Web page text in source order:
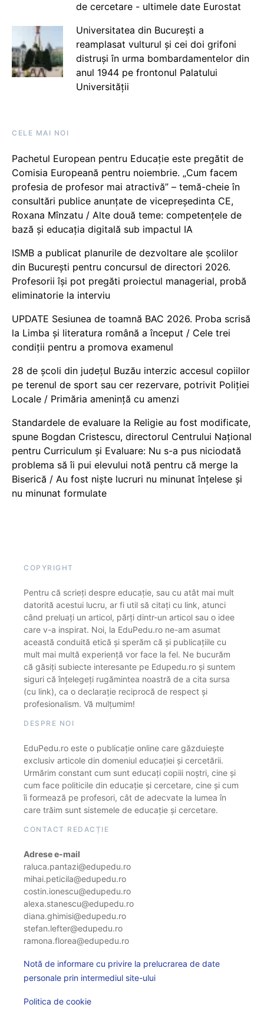
de cercetare - ultimele date Eurostat
Universitatea din București a
reamplasat vulturul și cei doi grifoni
distruși în urma bombardamentelor din
anul 1944 pe frontonul Palatului
Universității
CELE MAI NOI
Pachetul European pentru Educație este pregătit de
Comisia Europeană pentru noiembrie. „Cum facem
profesia de profesor mai atractivă” – temă-cheie în
consultări publice anunțate de vicepreședinta CE,
Roxana Mînzatu / Alte două teme: competențele de
bază și educația digitală sub impactul IA
ISMB a publicat planurile de dezvoltare ale școlilor
din București pentru concursul de directori 2026.
Profesorii își pot pregăti proiectul managerial, probă
eliminatorie la interviu
UPDATE Sesiunea de toamnă BAC 2026. Proba scrisă
la Limba și literatura română a început / Cele trei
condiții pentru a promova examenul
28 de școli din județul Buzău interzic accesul copiilor
pe terenul de sport sau cer rezervare, potrivit Poliției
Locale / Primăria amenință cu amenzi
Standardele de evaluare la Religie au fost modificate,
spune Bogdan Cristescu, directorul Centrului Național
pentru Curriculum și Evaluare: Nu s-a pus niciodată
problema să îi pui elevului notă pentru că merge la
Biserică / Au fost niște lucruri nu minunat înțelese și
nu minunat formulate
COPYRIGHT
Pentru că scrieți despre educație, sau cu atât mai mult
datorită acestui lucru, ar fi util să citați cu link, atunci
când preluați un articol, părți dintr-un articol sau o idee
care v-a inspirat. Noi, la EduPedu.ro ne-am asumat
această conduită etică și sperăm că și publicațiile cu
mult mai multă experiență vor face la fel. Ne bucurăm
că găsiți subiecte interesante pe Edupedu.ro și suntem
siguri că înțelegeți rugămintea noastră de a cita sursa
(cu link), ca o declarație reciprocă de respect și
profesionalism. Vă mulțumim!
DESPRE NOI
EduPedu.ro este o publicație online care găzduiește
exclusiv articole din domeniul educației și cercetării.
Urmărim constant cum sunt educați copiii noștri, cine și
cum face politicile din educație și cercetare, cine și cum
îi formează pe profesori, cât de adecvate la lumea în
care trăim sunt sistemele de educație și cercetare.
CONTACT REDACȚIE
Adrese e-mail
raluca.pantazi@edupedu.ro
mihai.peticila@edupedu.ro
costin.ionescu@edupedu.ro
alexa.stanescu@edupedu.ro
diana.ghimisi@edupedu.ro
stefan.lefter@edupedu.ro
ramona.florea@edupedu.ro
Notă de informare cu privire la prelucrarea de date
personale prin intermediul site-ului
Politica de cookie